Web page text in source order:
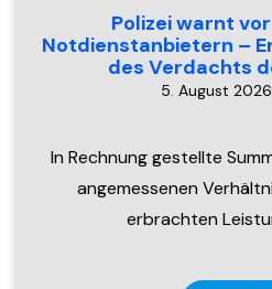
Polizei warnt
Notdienstanbietern –
des Verdachts
5. August
In Rechnung gestellte
angemessenen
erbrachten